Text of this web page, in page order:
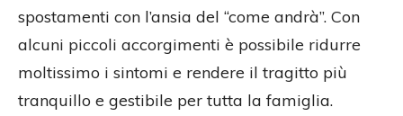
spostamenti con l’ansia del “come andrà”. Con
alcuni piccoli accorgimenti è possibile ridurre
moltissimo i sintomi e rendere il tragitto più
tranquillo e gestibile per tutta la famiglia.